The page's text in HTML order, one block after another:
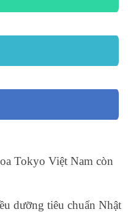
Tokyo Việt Nam còn
dưỡng tiêu chuẩn Nhật